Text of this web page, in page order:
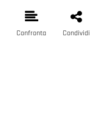
Confronta Condividi